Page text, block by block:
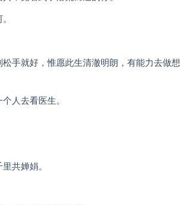
手就好，惟愿此生清澈明朗，有能力去做想
人去看医生。
共婵娟。